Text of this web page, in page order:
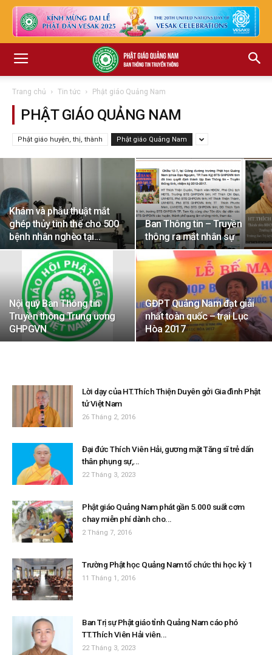
Trang chủ Tin tức Phật giáo Quảng Nam
PHẬT GIÁO QUẢNG NAM
Phật giáo huyện, thị, thành Phật giáo Quảng Nam
Khám và phẫu thuật mắt
ghép thủy tinh thể cho 500
bệnh nhân nghèo tại...
Ban Thông tin – Truyền
thông ra mắt nhân sự
Nội quy Ban Thông tin
Truyền thông Trung ương
GHPGVN
GĐPT Quảng Nam đạt giải
nhất toàn quốc – trại Lục
Hòa 2017
Lời dạy của HT.Thích Thiện Duyên gởi Gia đình Phật
tử Việt Nam
26 Tháng 2, 2016
Đại đức Thích Viên Hải, gương mặt Tăng sĩ trẻ dấn
thân phụng sự,...
22 Tháng 3, 2023
Phật giáo Quảng Nam phát gần 5.000 suất cơm
chay miễn phí dành cho...
2 Tháng 7, 2016
Trường Phật học Quảng Nam tổ chức thi học kỳ 1
11 Tháng 1, 2016
Ban Trị sự Phật giáo tỉnh Quảng Nam cáo phó
TT.Thích Viên Hải viên...
22 Tháng 3, 2023